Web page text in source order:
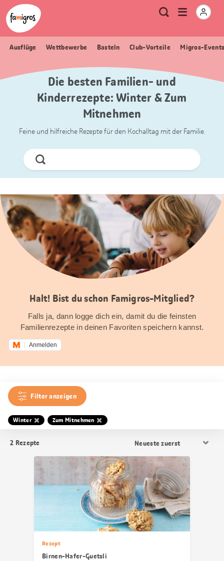
Sprungmarken
Navigation
Header
Logo
Meta
Navigation
Suche
Menu
öffnen
Ausflüge Wettbewerbe Basteln Club-Vorteile Migros-
Die besten Familien- und
Kinderrezepte: Winter & Zum
Mitnehmen
Feine und hilfreiche Rezepte für den Kochalltag mit der Familie.
Jetzt
Suchen
Halt! Bist du schon Famigros-Mitglied?
Falls ja, dann logge dich ein, damit du die feinsten
Familienrezepte in deinen Favoriten speichern kannst.
Anmelden
Filter anzeigen
Winter Zum Mitnehmen
2 Rezepte
Sortierung
Rezept
Birnen-Hafer-Guetsli